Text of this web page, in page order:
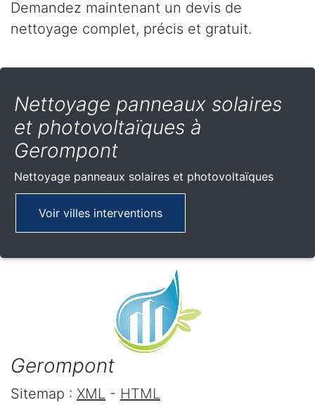
Demandez maintenant un devis de
nettoyage complet, précis et gratuit.
Nettoyage panneaux solaires
et photovoltaïques à
Gerompont
Nettoyage panneaux solaires et photovoltaïques
Voir villes interventions
Gerompont
Sitemap : XML - HTML